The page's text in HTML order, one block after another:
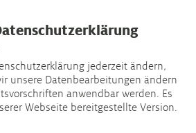
jederzeit ändern,
unsere Datenbearbeitungen ändern
anwendbar werden. Es
Webseite bereitgestellte Version.